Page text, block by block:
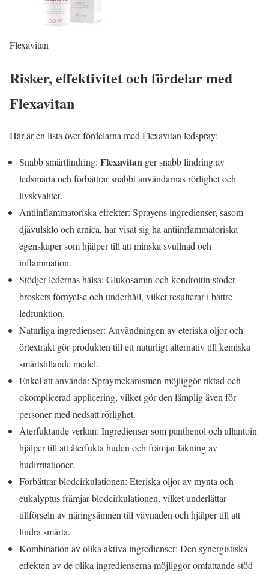
Flexavitan
Risker, effektivitet och fördelar med
Flexavitan
Här är en lista över fördelarna med Flexavitan ledspray:
Snabb smärtlindring: Flexavitan ger snabb lindring av
ledsmärta och förbättrar snabbt användarnas rörlighet och
livskvalitet.
Antiinflammatoriska effekter: Sprayens ingredienser, såsom
djävulsklo och arnica, har visat sig ha antiinflammatoriska
egenskaper som hjälper till att minska svullnad och
inflammation.
Stödjer ledernas hälsa: Glukosamin och kondroitin stöder
broskets förnyelse och underhåll, vilket resulterar i bättre
ledfunktion.
Naturliga ingredienser: Användningen av eteriska oljor och
örtextrakt gör produkten till ett naturligt alternativ till kemiska
smärtstillande medel.
Enkel att använda: Spraymekanismen möjliggör riktad och
okomplicerad applicering, vilket gör den lämplig även för
personer med nedsatt rörlighet.
Återfuktande verkan: Ingredienser som panthenol och allantoin
hjälper till att återfukta huden och främjar läkning av
hudirritationer.
Förbättrar blodcirkulationen: Eteriska oljor av mynta och
eukalyptus främjar blodcirkulationen, vilket underlättar
tillförseln av näringsämnen till vävnaden och hjälper till att
lindra smärta.
Kombination av olika aktiva ingredienser: Den synergistiska
effekten av de olika ingredienserna möjliggör omfattande stöd